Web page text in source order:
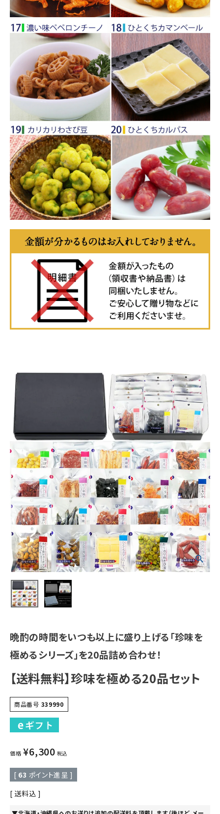
晩酌の時間をいつも以上に盛り上げる「珍味を
極めるシリーズ」を20品詰め合わせ！
【送料無料】珍味を極める20品セット
商品番号 339990
価格 ¥6,300 税込
[ 63 ポイント進呈 ]
送料込